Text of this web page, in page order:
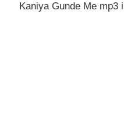
Kaniya Gunde Me mp3